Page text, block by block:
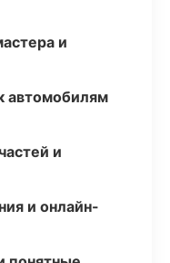
и
автомобилям
и
и онлайн-